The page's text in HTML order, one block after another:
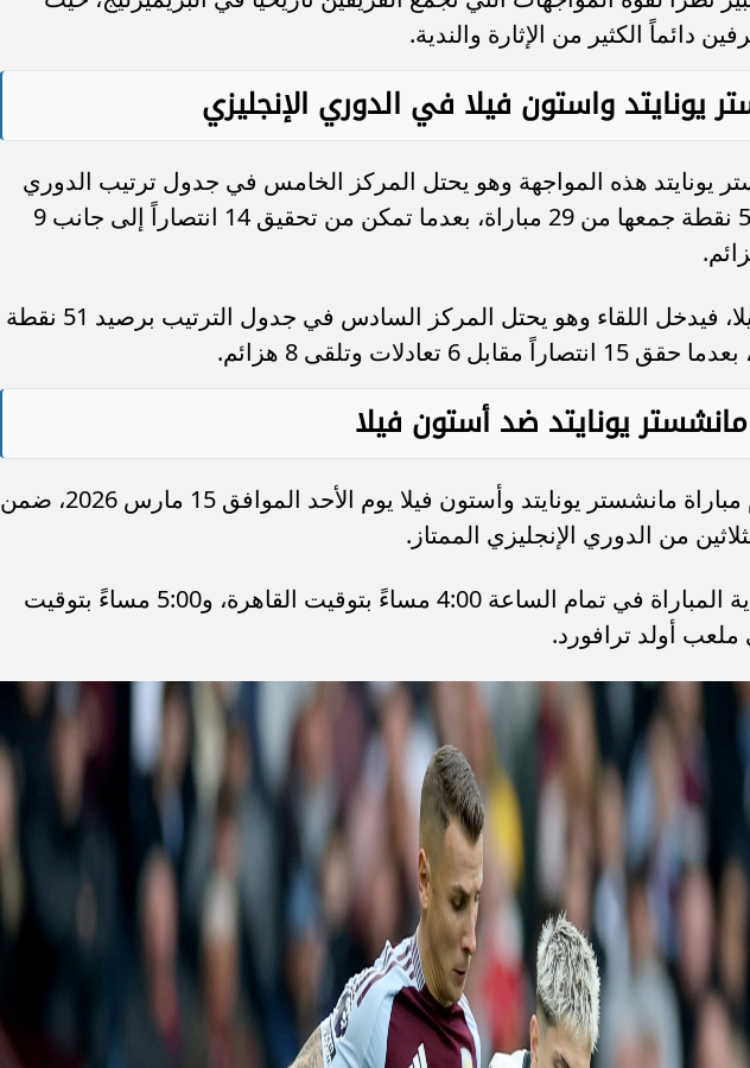
دائماً الكثير من الإثارة والندية.
يونايتد واستون فيلا في الدوري الإنجليزي
يونايتد هذه المواجهة وهو يحتل المركز الخامس في جدول ترتيب الدوري
الإنجليزي برصيد 51 نقطة جمعها من 29 مباراة، بعدما تمكن من تحقيق 14 انتصاراً إلى جانب 9
أما فريق أستون فيلا، فيدخل اللقاء وهو يحتل المركز السادس في جدول الترتيب برصيد 51 نقطة
يونايتد ضد أستون فيلا
من المقرر أن تُقام مباراة مانشستر يونايتد وأستون فيلا يوم الأحد الموافق 15 مارس 2026، ضمن
من الدوري الإنجليزي الممتاز.
وتنطلق صافرة بداية المباراة في تمام الساعة 4:00 مساءً بتوقيت القاهرة، و5:00 مساءً بتوقيت
أولد ترافورد.